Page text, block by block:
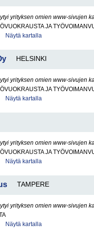
yrityksen omien www-sivujen
JA
Näytä kartalla
HELSINKI
yrityksen omien www-sivujen
JA
Näytä kartalla
yrityksen omien www-sivujen
JA
Näytä kartalla
TAMPERE
yrityksen omien www-sivujen
Näytä kartalla